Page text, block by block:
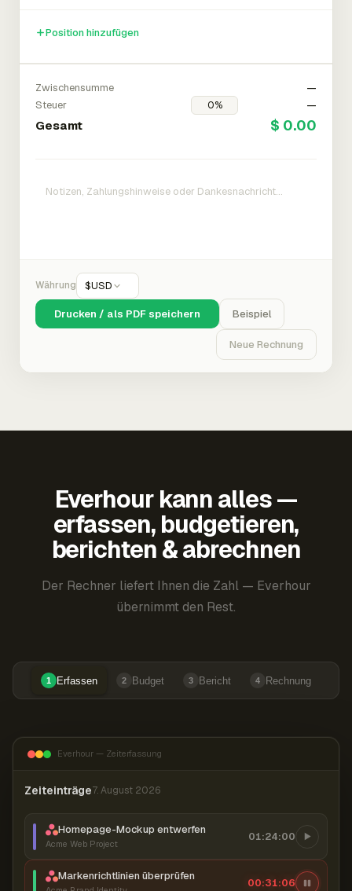
Position hinzufügen
Zwischensumme
—
Steuer
—
Gesamt $ 0.00
Währung $USD
Drucken / als PDF speichern Beispiel
Neue Rechnung
Everhour kann alles —
erfassen, budgetieren,
berichten & abrechnen
Der Rechner liefert Ihnen die Zahl — Everhour
übernimmt den Rest.
1 Erfassen 2 Budget 3 Bericht 4 Rechnung
Everhour — Zeiterfassung
Zeiteinträge7. August 2026
Homepage-Mockup entwerfen
Acme Web Project
01:24:00
Markenrichtlinien überprüfen 00:31:07